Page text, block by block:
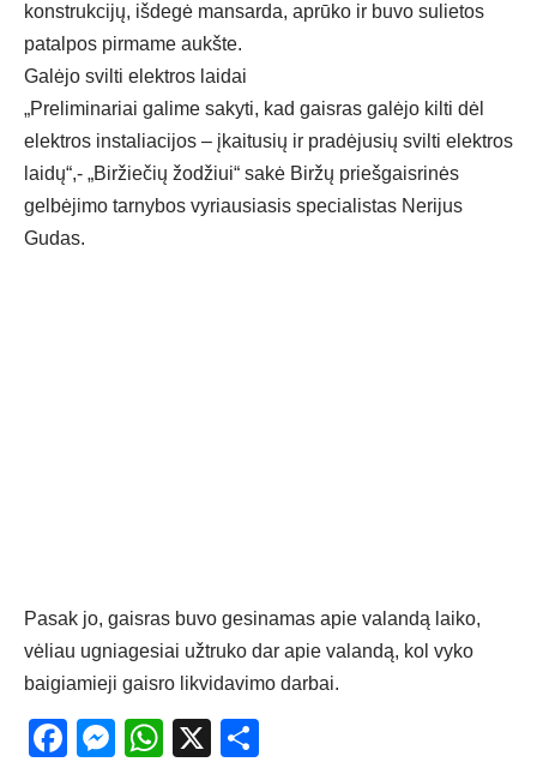
konstrukcijų, išdegė mansarda, aprūko ir buvo sulietos
patalpos pirmame aukšte.
Galėjo svilti elektros laidai
„Preliminariai galime sakyti, kad gaisras galėjo kilti dėl
elektros instaliacijos – įkaitusių ir pradėjusių svilti elektros
laidų“,- „Biržiečių žodžiui“ sakė Biržų priešgaisrinės
gelbėjimo tarnybos vyriausiasis specialistas Nerijus
Gudas.
Pasak jo, gaisras buvo gesinamas apie valandą laiko,
vėliau ugniagesiai užtruko dar apie valandą, kol vyko
baigiamieji gaisro likvidavimo darbai.
Facebook
Messenger
WhatsApp
X